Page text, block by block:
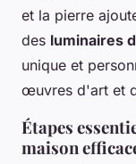
et la pierre
des luminaires
unique et
œuvres d'art et
Étapes
maison